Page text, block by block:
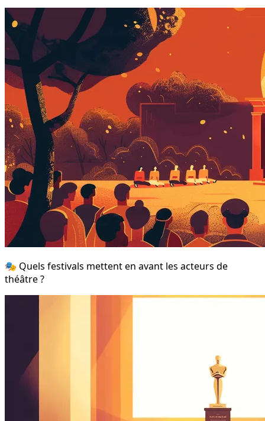
🎭 Quels festivals mettent en avant les acteurs de
théâtre ?